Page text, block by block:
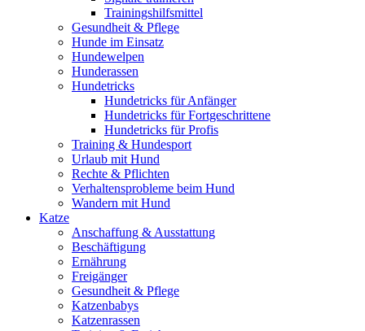
Trainingshilfsmittel
Gesundheit & Pflege
Hunde im Einsatz
Hundewelpen
Hunderassen
Hundetricks
Hundetricks für Anfänger
Hundetricks für Fortgeschrittene
Hundetricks für Profis
Training & Hundesport
Urlaub mit Hund
Rechte & Pflichten
Verhaltensprobleme beim Hund
Wandern mit Hund
Katze
Anschaffung & Ausstattung
Beschäftigung
Ernährung
Freigänger
Gesundheit & Pflege
Katzenbabys
Katzenrassen